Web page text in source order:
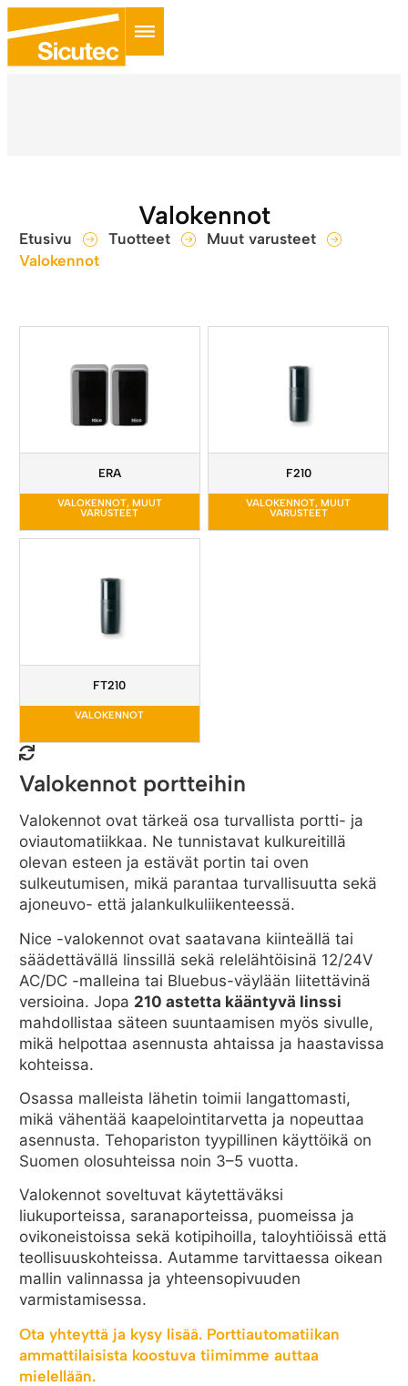
Valokennot
Etusivu Tuotteet
Muut varusteet
Valokennot
ERA
VALOKENNOT, MUUT
VARUSTEET
F210
VALOKENNOT, MUUT
VARUSTEET
FT210
VALOKENNOT
Valokennot portteihin
Valokennot ovat tärkeä osa turvallista portti- ja
oviautomatiikkaa. Ne tunnistavat kulkureitillä
olevan esteen ja estävät portin tai oven
sulkeutumisen, mikä parantaa turvallisuutta sekä
ajoneuvo- että jalankulkuliikenteessä.
Nice -valokennot ovat saatavana kiinteällä tai
säädettävällä linssillä sekä relelähtöisinä 12/24V
AC/DC -malleina tai Bluebus-väylään liitettävinä
versioina. Jopa 210 astetta kääntyvä linssi
mahdollistaa säteen suuntaamisen myös sivulle,
mikä helpottaa asennusta ahtaissa ja haastavissa
kohteissa.
Osassa malleista lähetin toimii langattomasti,
mikä vähentää kaapelointitarvetta ja nopeuttaa
asennusta. Tehopariston tyypillinen käyttöikä on
Suomen olosuhteissa noin 3–5 vuotta.
Valokennot soveltuvat käytettäväksi
liukuporteissa, saranaporteissa, puomeissa ja
ovikoneistoissa sekä kotipihoilla, taloyhtiöissä että
teollisuuskohteissa. Autamme tarvittaessa oikean
mallin valinnassa ja yhteensopivuuden
varmistamisessa.
Ota yhteyttä ja kysy lisää. Porttiautomatiikan
ammattilaisista koostuva tiimimme auttaa
mielellään.